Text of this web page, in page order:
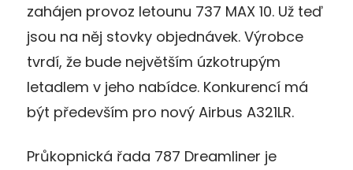
zahájen provoz letounu 737 MAX 10. Už teď
jsou na něj stovky objednávek. Výrobce
tvrdí, že bude největším úzkotrupým
letadlem v jeho nabídce. Konkurencí má
být především pro nový Airbus A321LR.
Průkopnická řada 787 Dreamliner je